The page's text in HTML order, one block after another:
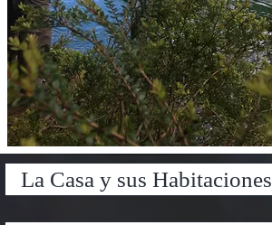
La Casa y sus Habitaciones